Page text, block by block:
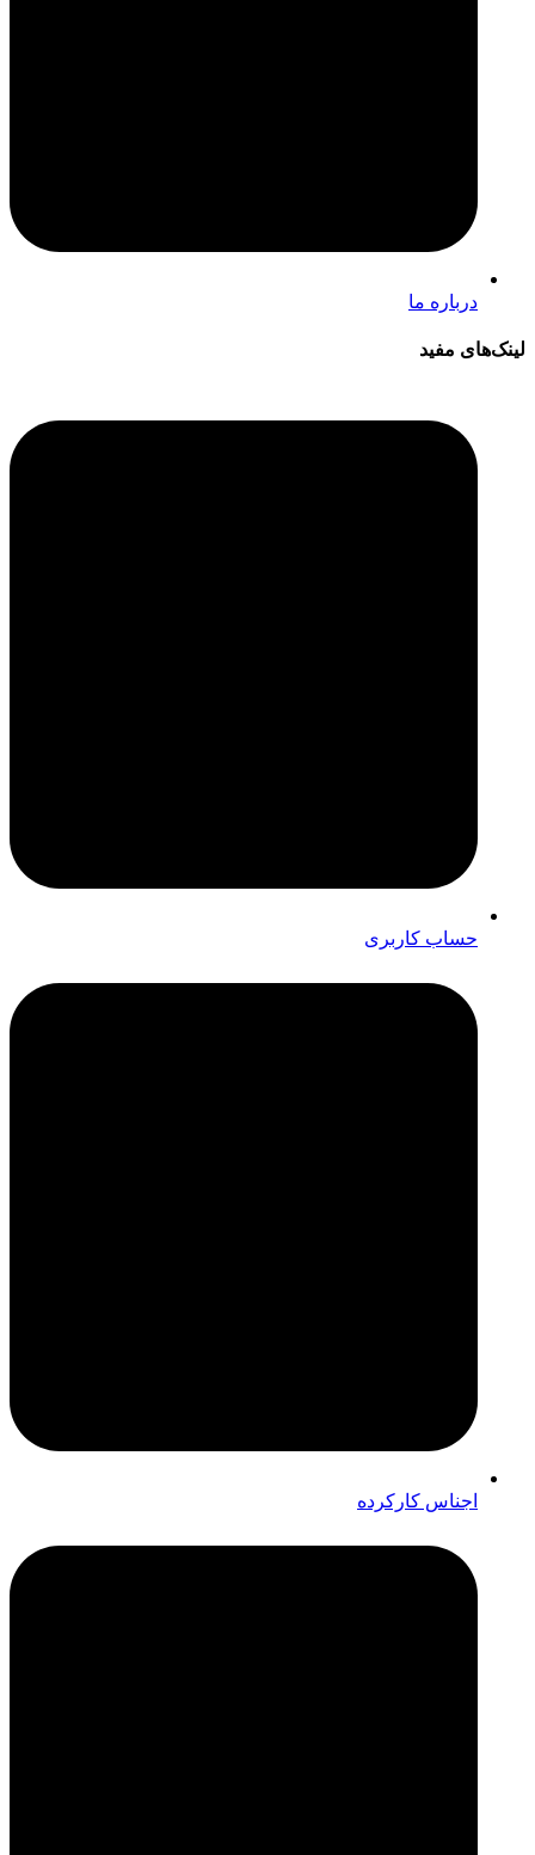
درباره ما
لینک‌های مفید
حساب کاربری
اجناس کارکرده